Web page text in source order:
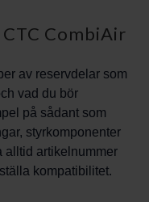
CombiAir
av reservdelar som
vad du bör
på sådant som
styrkomponenter
alltid artikelnummer
kompatibilitet.